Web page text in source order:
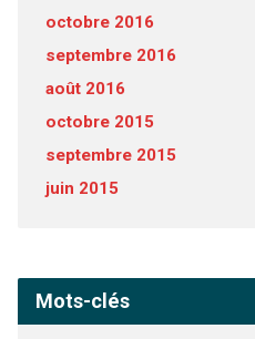
octobre 2016
septembre 2016
août 2016
octobre 2015
septembre 2015
juin 2015
Mots-clés